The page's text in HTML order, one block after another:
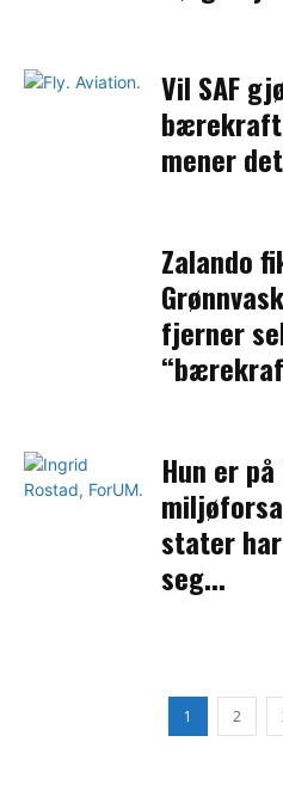
Vil SAF
mener det
Zalando
fjerner
Hun er på
stater
seg...
1 2